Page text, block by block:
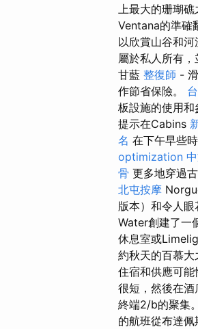
上最大的珊瑚
Ventana的準確
以欣賞山谷和河
屬於私人所有
甘藍 整復師 -
作節省保險。
板設施的使用和
提示在Cabins
名 在下午早些
optimization
骨 更多地穿過
北屯按摩
版本）和令人
Water創建了一
休息室或
約秋天的百慕大
住宿和供應可
很短，然後在酒
終端2/b的聚集。
的航班從布達佩